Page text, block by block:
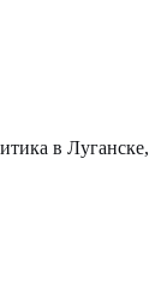
в Луганске,